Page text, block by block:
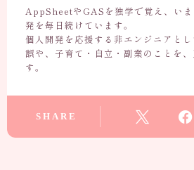
AppSheetやGASを独学で覚え、い
発を毎日続けています。
個人開発を応援する非エンジニアと
誤や、子育て・自立・副業のことを
す。
SHARE